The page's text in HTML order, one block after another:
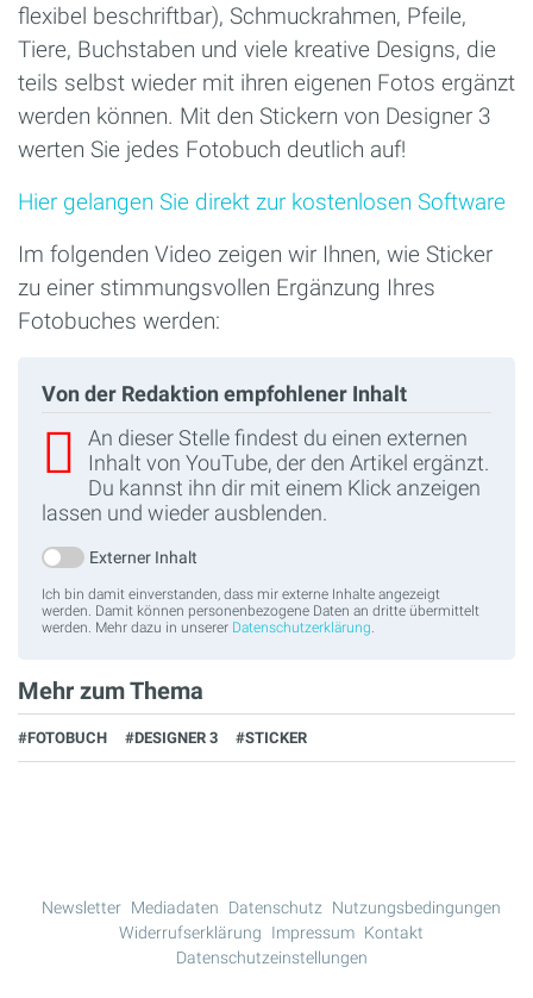
flexibel beschriftbar), Schmuckrahmen, Pfeile,
Tiere, Buchstaben und viele kreative Designs, die
teils selbst wieder mit ihren eigenen Fotos ergänzt
werden können. Mit den Stickern von Designer 3
werten Sie jedes Fotobuch deutlich auf!
Hier gelangen Sie direkt zur kostenlosen Software
Im folgenden Video zeigen wir Ihnen, wie Sticker
zu einer stimmungsvollen Ergänzung Ihres
Fotobuches werden:
Von der Redaktion empfohlener Inhalt
An dieser Stelle findest du einen externen
Inhalt von YouTube, der den Artikel ergänzt.
Du kannst ihn dir mit einem Klick anzeigen
lassen und wieder ausblenden.
Externer Inhalt
Ich bin damit einverstanden, dass mir externe Inhalte angezeigt
werden. Damit können personenbezogene Daten an dritte übermittelt
werden. Mehr dazu in unserer Datenschutzerklärung
Mehr zum Thema
#FOTOBUCH #DESIGNER 3 #STICKER
Newsletter Mediadaten Datenschutz
Nutzungsbedingungen
Widerrufserklärung
Impressum Kontakt
Datenschutzeinstellungen